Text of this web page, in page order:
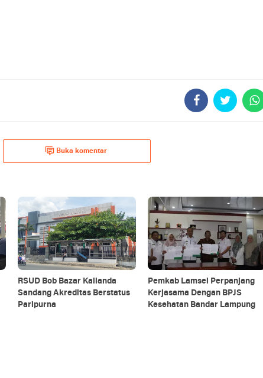
Buka komentar
RSUD Bob Bazar Kalianda
Sandang Akreditas Berstatus
Paripurna
Pemkab Lamsel Perpanjang
Kerjasama Dengan BPJS
Kesehatan Bandar Lampung